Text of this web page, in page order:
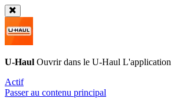
U-Haul Ouvrir dans le U-Haul L'application
Actif
Passer au contenu principal